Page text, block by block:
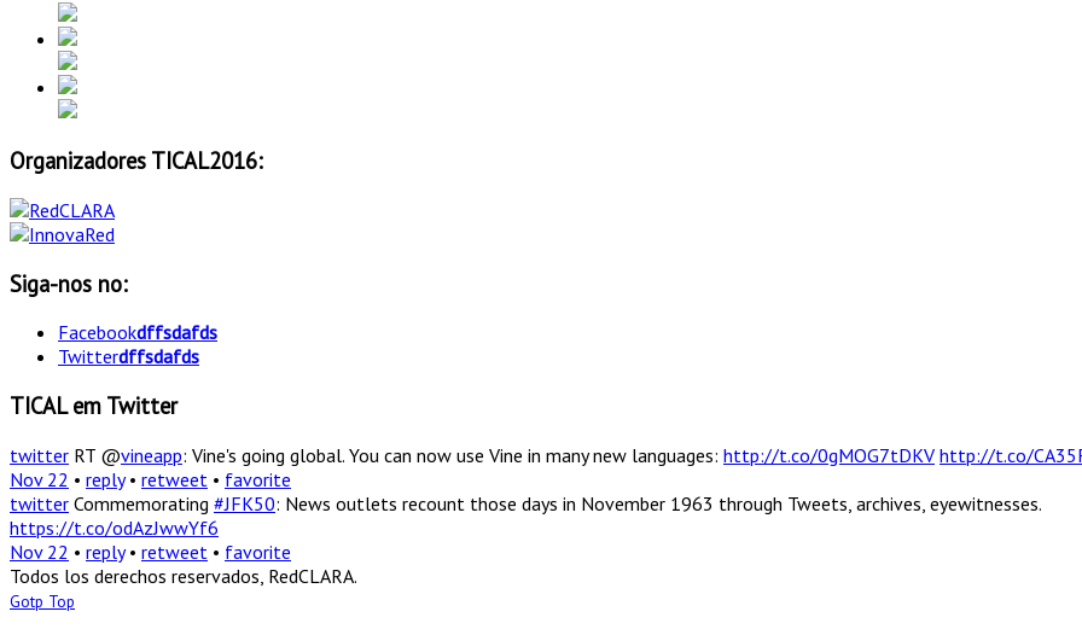
Organizadores TICAL2016:
Siga-nos no:
Facebookdffsdafds
Twitterdffsdafds
TICAL em Twitter
twitter RT @vineapp: Vine's going global. You can now use Vine in many new languages: http://t.co/0gMOG7tDKV http://t.co/
Nov 22 • reply• retweet • favorite
twitter Commemorating #JFK50: News outlets recount those days in November 1963 through Tweets, archives, eyewitnesses.
https://t.co/odAzJwwYf6
Nov 22 • reply• retweet • favorite
Todos los derechos reservados, RedCLARA.
Gotp Top